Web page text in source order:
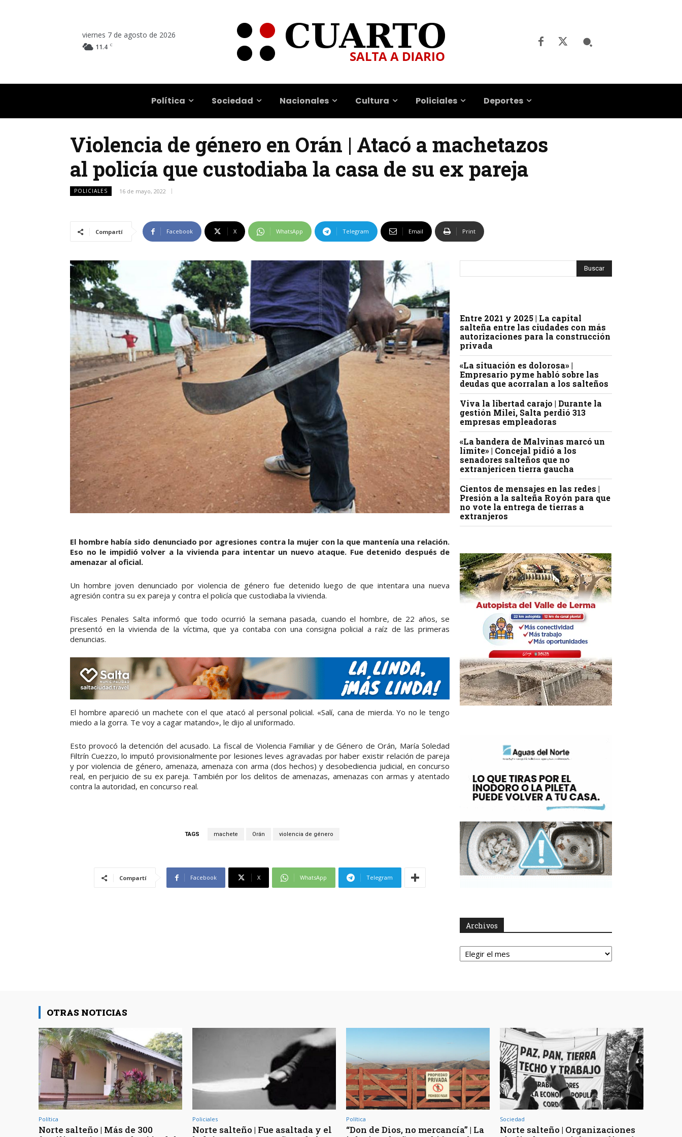
viernes 7 de agosto de 2026
11.4 C
Política Sociedad Nacionales Cultura Policiales Deportes
Violencia de género en Orán | Atacó a machetazos
al policía que custodiaba la casa de su ex pareja
POLICIALES 16 de mayo, 2022
Compartí Facebook X WhatsApp Telegram Email Print
El hombre había sido denunciado por agresiones contra la mujer con la que mantenía una relación.
Eso no le impidió volver a la vivienda para intentar un nuevo ataque. Fue detenido después de
amenazar al oficial.
Un hombre joven denunciado por violencia de género fue detenido luego de que intentara una nueva
agresión contra su ex pareja y contra el policía que custodiaba la vivienda.
Fiscales Penales Salta informó que todo ocurrió la semana pasada, cuando el hombre, de 22 años, se
presentó en la vivienda de la víctima, que ya contaba con una consigna policial a raíz de las primeras
denuncias.
El hombre apareció un machete con el que atacó al personal policial. «Salí, cana de mierda. Yo no le tengo
miedo a la gorra. Te voy a cagar matando», le dijo al uniformado.
Esto provocó la detención del acusado. La fiscal de Violencia Familiar y de Género de Orán, María Soledad
Filtrín Cuezzo, lo imputó provisionalmente por lesiones leves agravadas por haber existir relación de pareja
y por violencia de género, amenaza, amenaza con arma (dos hechos) y desobediencia judicial, en concurso
real, en perjuicio de su ex pareja. También por los delitos de amenazas, amenazas con armas y atentado
contra la autoridad, en concurso real.
TAGS machete Orán violencia de género
Compartí Facebook X WhatsApp Telegram
Entre 2021 y 2025 | La capital
salteña entre las ciudades con más
autorizaciones para la construcción
privada
«La situación es dolorosa» |
Empresario pyme habló sobre las
deudas que acorralan a los salteños
Viva la libertad carajo | Durante la
gestión Milei, Salta perdió 313
empresas empleadoras
«La bandera de Malvinas marcó un
límite» | Concejal pidió a los
senadores salteños que no
extranjericen tierra gaucha
Cientos de mensajes en las redes |
Presión a la salteña Royón para que
no vote la entrega de tierras a
extranjeros
Archivos
Archivos
OTRAS NOTICIAS
Política
Norte salteño | Más de 300
Policiales
Norte salteño | Fue asaltada y el
Política
“Don de Dios, no mercancía” | La
Sociedad
Norte salteño | Organizaciones